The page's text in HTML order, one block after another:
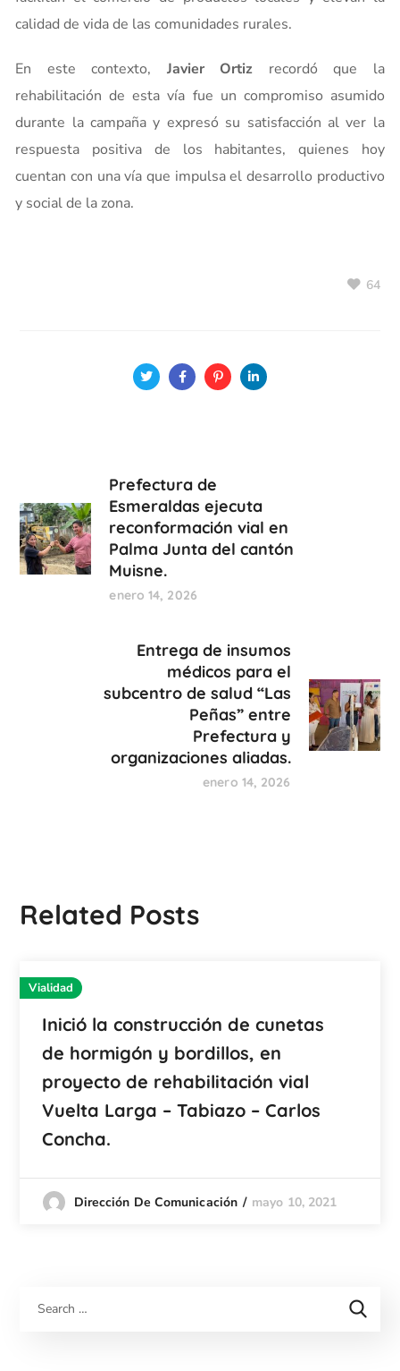
calidad de vida de las comunidades rurales.
En este contexto, Javier Ortiz recordó que la
rehabilitación de esta vía fue un compromiso asumido
durante la campaña y expresó su satisfacción al ver la
respuesta positiva de los habitantes, quienes hoy
cuentan con una vía que impulsa el desarrollo productivo
y social de la zona.
64
Prefectura de
Esmeraldas ejecuta
reconformación vial en
Palma Junta del cantón
Muisne.
enero 14, 2026
Entrega de insumos
médicos para el
subcentro de salud “Las
Peñas” entre
Prefectura y
organizaciones aliadas.
enero 14, 2026
Related Posts
Vialidad
Inició la construcción de cunetas
de hormigón y bordillos, en
proyecto de rehabilitación vial
Vuelta Larga – Tabiazo – Carlos
Concha.
Dirección De Comunicación mayo 10, 2021